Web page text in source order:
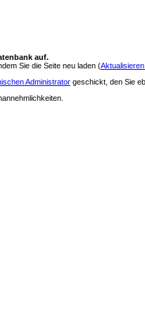
auf.
Sie die Seite neu laden (
Administrator geschickt, den Sie